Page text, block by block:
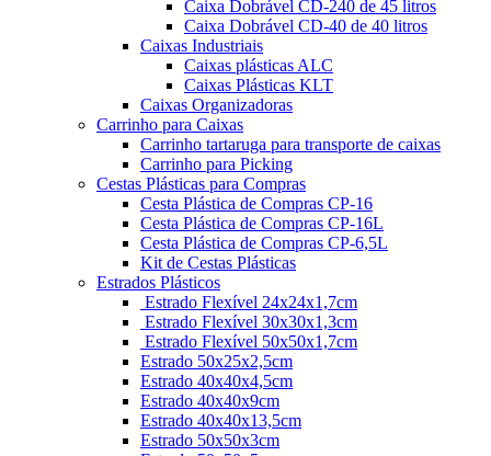
Caixa Dobrável CD-240 de 45 litros
Caixa Dobrável CD-40 de 40 litros
Caixas Industriais
Caixas plásticas ALC
Caixas Plásticas KLT
Caixas Organizadoras
Carrinho para Caixas
Carrinho tartaruga para transporte de caixas
Carrinho para Picking
Cestas Plásticas para Compras
Cesta Plástica de Compras CP-16
Cesta Plástica de Compras CP-16L
Cesta Plástica de Compras CP-6,5L
Kit de Cestas Plásticas
Estrados Plásticos
Estrado Flexível 24x24x1,7cm
Estrado Flexível 30x30x1,3cm
Estrado Flexível 50x50x1,7cm
Estrado 50x25x2,5cm
Estrado 40x40x4,5cm
Estrado 40x40x9cm
Estrado 40x40x13,5cm
Estrado 50x50x3cm